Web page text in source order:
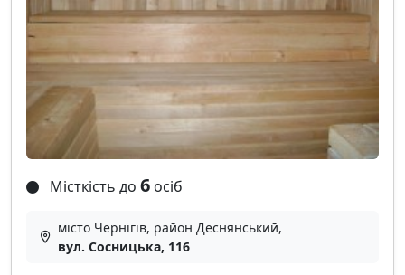
Місткість до 6 осіб
місто Чернігів, район Деснянський,
вул. Сосницька, 116